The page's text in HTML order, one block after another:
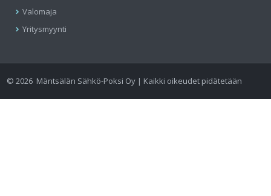
Valomaja
Yritysmyynti
©2026 Mäntsälän Sähkö-Poksi Oy | Kaikki oikeudet pidätetään